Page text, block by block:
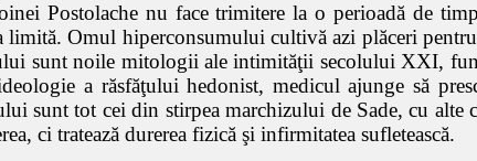
Postolache nu face trimitere la o perioadă de
limită. Omul hiperconsumului cultivă azi plăceri
sunt noile mitologii ale intimităţii secolului XXI,
a răsfăţului hedonist, medicul ajunge să
sunt tot cei din stirpea marchizului de Sade, cu alte
ci tratează durerea fizică şi infirmitatea sufletească.